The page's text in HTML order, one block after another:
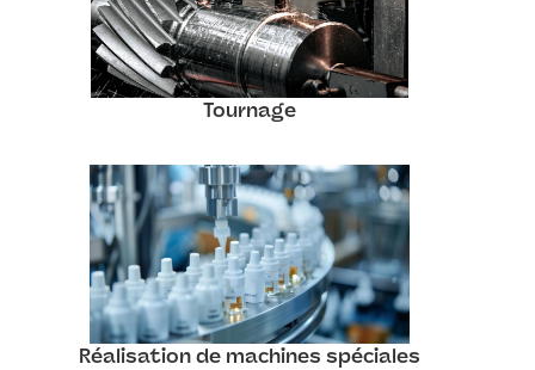
Tournage
Réalisation de machines spéciales